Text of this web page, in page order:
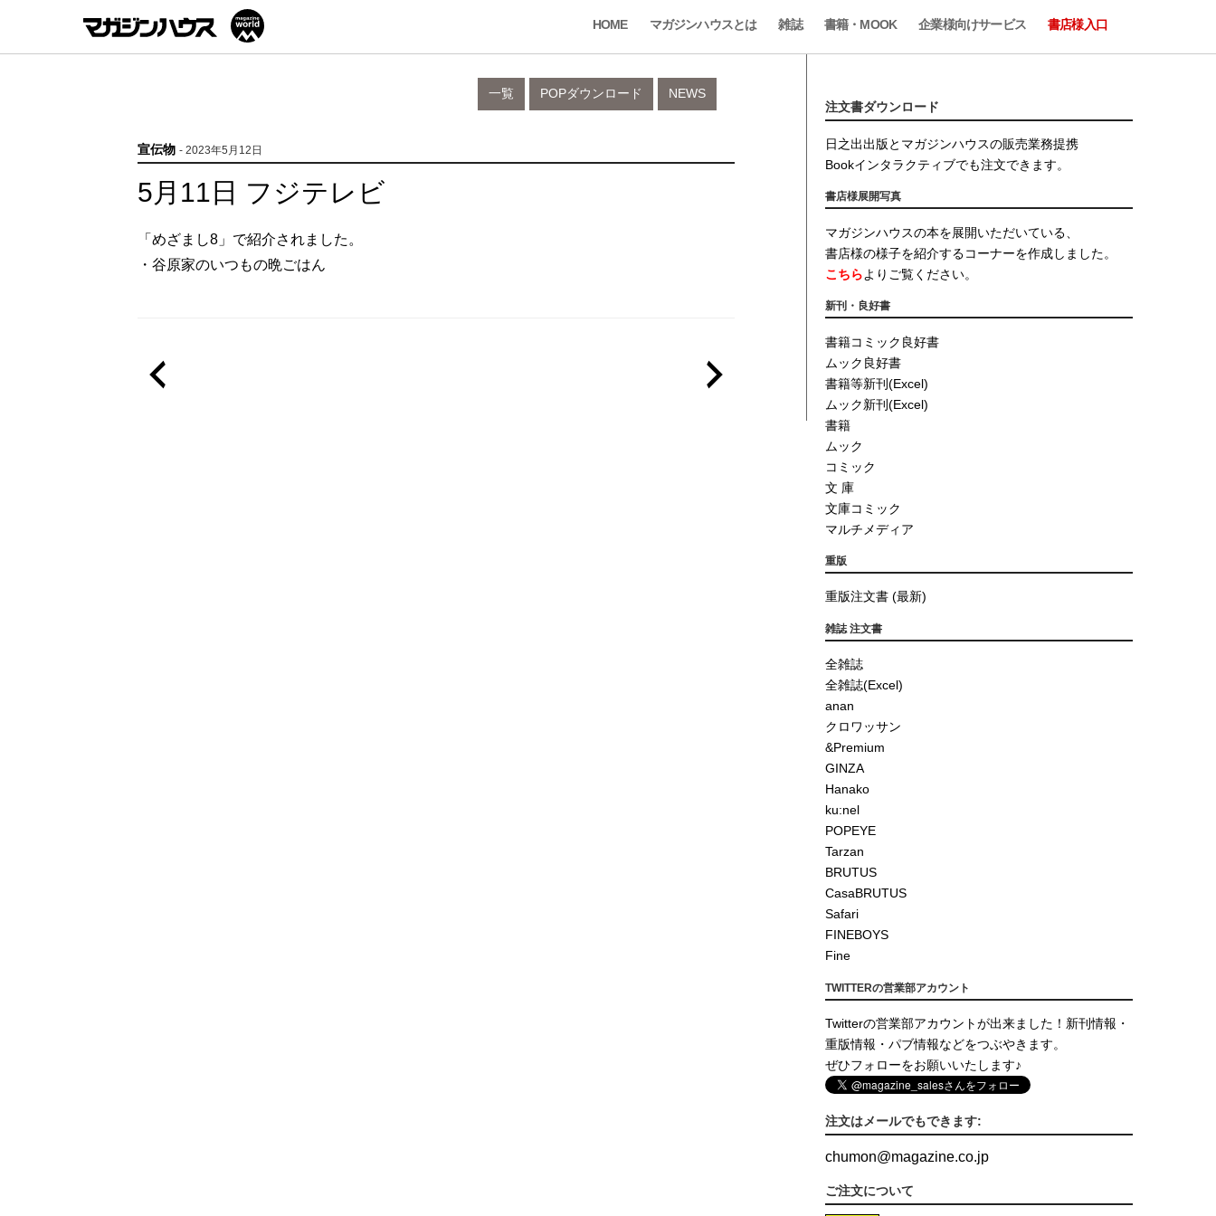
HOME マガジンハウスとは 雑誌 書籍・MOOK 企業様向けサービス 書店様入口
NEWS
POPダウンロード
一覧
宣伝物 - 2023年5月12日
5月11日 フジテレビ
「めざまし8」で紹介されました。
・谷原家のいつもの晩ごはん
注文書ダウンロード
日之出出版とマガジンハウスの販売業務提携
Bookインタラクティブでも注文できます。
書店様展開写真
マガジンハウスの本を展開いただいている、
書店様の様子を紹介するコーナーを作成しました。
こちらよりご覧ください。
新刊・良好書
書籍コミック良好書
ムック良好書
書籍等新刊(Excel)
ムック新刊(Excel)
書籍
ムック
コミック
文 庫
文庫コミック
マルチメディア
重版
重版注文書 (最新)
雑誌 注文書
全雑誌
全雑誌(Excel)
anan
クロワッサン
&Premium
GINZA
Hanako
ku:nel
POPEYE
Tarzan
BRUTUS
CasaBRUTUS
Safari
FINEBOYS
Fine
TWITTERの営業部アカウント
Twitterの営業部アカウントが出来ました！新刊情報・
重版情報・パブ情報などをつぶやきます。
ぜひフォローをお願いいたします♪
注文はメールでもできます:
chumon@magazine.co.jp
ご注文について